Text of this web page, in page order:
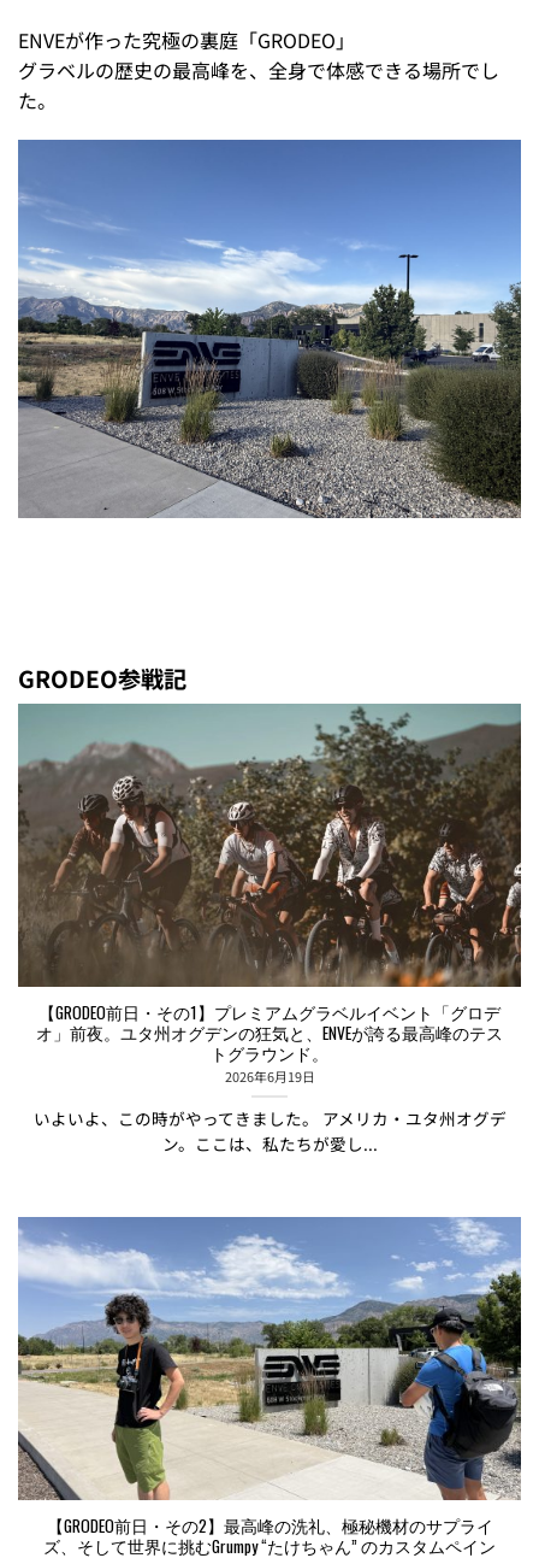
ENVEが作った究極の裏庭「GRODEO」
グラベルの歴史の最高峰を、全身で体感できる場所でし
た。
GRODEO参戦記
【GRODEO前日・その1】プレミアムグラベルイベント「グロデ
オ」前夜。ユタ州オグデンの狂気と、ENVEが誇る最高峰のテス
トグラウンド。
2026年6月19日
いよいよ、この時がやってきました。 アメリカ・ユタ州オグデ
ン。ここは、私たちが愛し...
【GRODEO前日・その2】最高峰の洗礼、極秘機材のサプライ
ズ、そして世界に挑むGrumpy “たけちゃん” のカスタムペイン